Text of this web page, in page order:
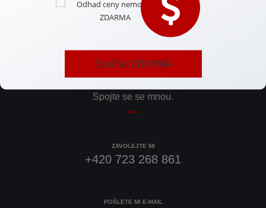
Potřebujete rychlou radu?
Spojte se se mnou.
ZAVOLEJTE MI
+420 723 268 861
POŠLETE MI E-MAIL
Spočítat ZDARMA